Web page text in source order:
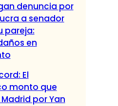
denuncia por
a senador
pareja:
en
El
monto que
por Yan